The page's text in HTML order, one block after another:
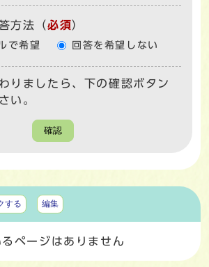
方法 （必須）
で希望 回答を希望しない
りましたら、下の確認ボタン
い。
確認
する 編集
ページはありません